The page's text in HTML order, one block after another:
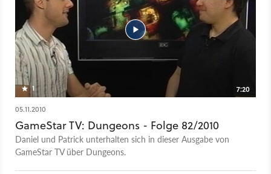
1 7:20
05.11.2010
GameStar TV: Dungeons - Folge 82/2010
Daniel und Patrick unterhalten sich in dieser Ausgabe von
GameStar TV über Dungeons.